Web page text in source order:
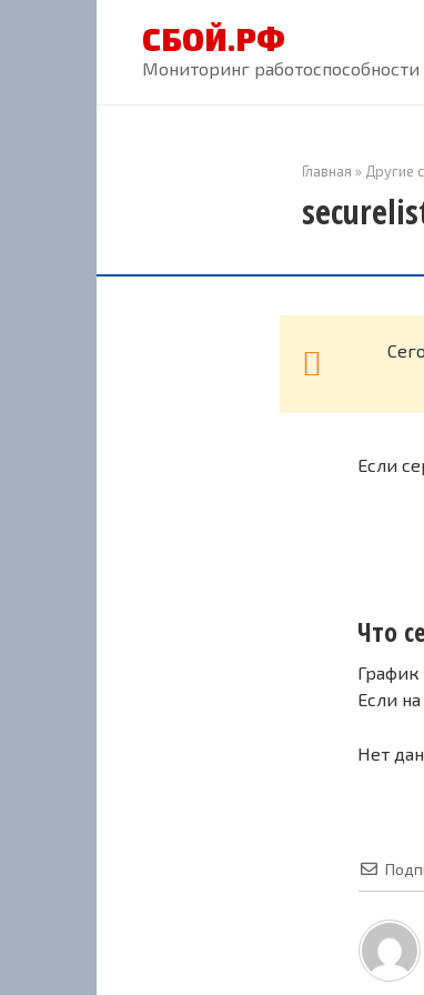
СБОЙ.РФ
Мониторинг
Главная » Другие
Если
Что
График
Если
Нет